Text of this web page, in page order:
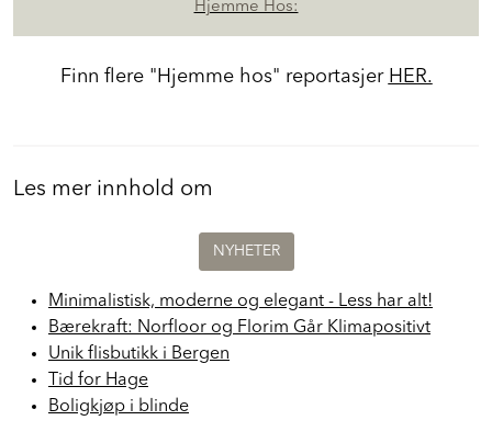
Hjemme Hos:
Finn flere "Hjemme hos" reportasjer HER.
Les mer innhold om
NYHETER
Minimalistisk, moderne og elegant - Less har alt!
Bærekraft: Norfloor og Florim Går Klimapositivt
Unik flisbutikk i Bergen
Tid for Hage
Boligkjøp i blinde